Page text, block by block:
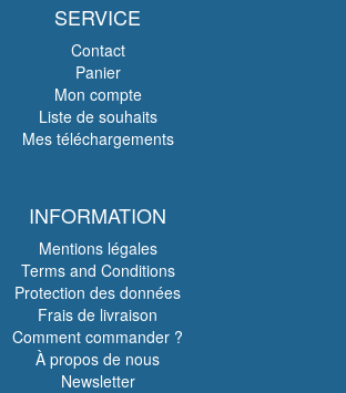
SERVICE
Contact
Panier
Mon compte
Liste de souhaits
Mes téléchargements
INFORMATION
Mentions légales
Terms and Conditions
Protection des données
Frais de livraison
Comment commander ?
À propos de nous
Newsletter